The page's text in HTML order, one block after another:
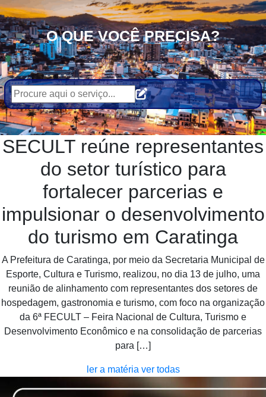
O QUE VOCÊ PRECISA?
SECULT reúne representantes
do setor turístico para
fortalecer parcerias e
impulsionar o desenvolvimento
do turismo em Caratinga
A Prefeitura de Caratinga, por meio da Secretaria Municipal de
Esporte, Cultura e Turismo, realizou, no dia 13 de julho, uma
reunião de alinhamento com representantes dos setores de
hospedagem, gastronomia e turismo, com foco na organização
da 6ª FECULT – Feira Nacional de Cultura, Turismo e
Desenvolvimento Econômico e na consolidação de parcerias
para […]
ler a matéria ver todas